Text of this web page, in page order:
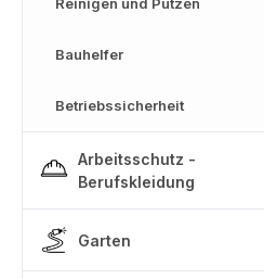
Bauhelfer
Betriebssicherheit
Arbeitsschutz -
Berufskleidung
Garten